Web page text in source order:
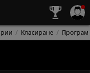
Класиране